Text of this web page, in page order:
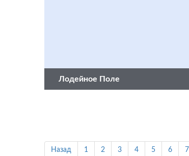
Лодейное Поле
Назад 1 2 3 4 5 6 7